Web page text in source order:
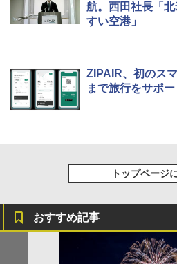
航。西田社長「
すい空港」
ZIPAIR、初のス
まで旅行をサポー
トップページ
おすすめ記事